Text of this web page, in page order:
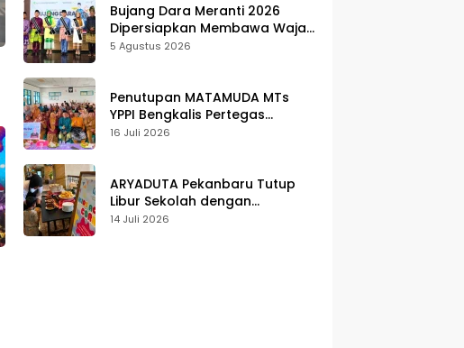
Bujang Dara Meranti 2026
Dipersiapkan Membawa Wajah
Daerah ke Publik
5 Agustus 2026
Penutupan MATAMUDA MTs
YPPI Bengkalis Pertegas
Pendidikan Berbasis Adat dan
16 Juli 2026
ARYADUTA Pekanbaru Tutup
Libur Sekolah dengan
Pengalaman Staycation
14 Juli 2026